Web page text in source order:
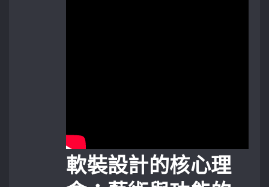
軟裝設計的核心理